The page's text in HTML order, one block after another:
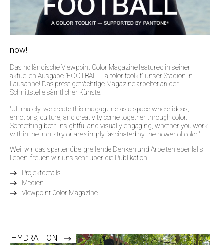
now!
Das holländische Viewpoint Color Magazine featured in seiner
aktuellen Ausgabe "FOOTBALL - a color toolkit" unser Stadion in
Lausanne! Das prestigeträchtige Magazine arbeitet an der
Schnittstelle sämtlicher Künste:
"Ultimately, we create this magagzine as a space where ideas,
emotions, culture, and creativity come together through color.
Something both insightful and visually engaging, whether you work
within the industry or are simply fascinated by the power of color."
Weil wir das spartenübergreifende Denken und Arbeiten ebenfalls
lieben, freuen wir uns sehr über die Publikation.
Projektdetails
Medien
Viewpoint Color Magazine
HYDRATION-